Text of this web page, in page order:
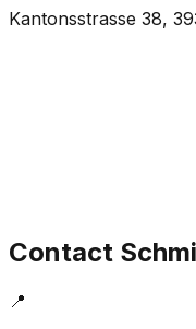
Kantonsstrasse 38,
Contact
📍